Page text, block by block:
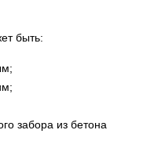
быть:
забора из бетона